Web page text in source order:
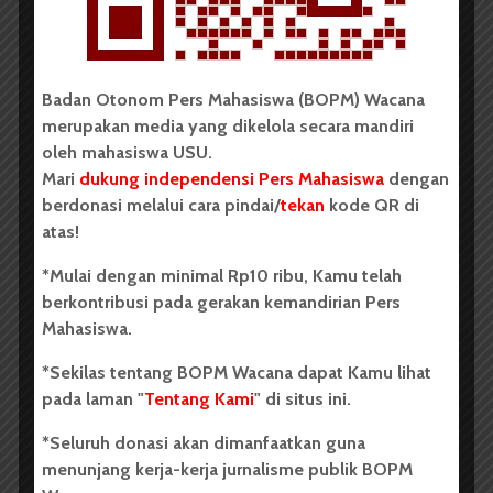
Redaksi 2 menit waktu baca
BERITA KAMPUS
BPDP Sosialisasikan Lomba Riset
Mahasiswa 2026, Dorong Inovasi
Penelitian dalam Sektor
...
BERITA KAMPUS
Badan Otonom Pers Mahasiswa (BOPM) Wacana
merupakan media yang dikelola secara mandiri
oleh mahasiswa USU.
Mari dukung independensi Pers Mahasiswa dengan
berdonasi melalui cara pindai/tekan kode QR di
atas!
*Mulai dengan minimal Rp10 ribu, Kamu telah
berkontribusi pada gerakan kemandirian Pers
Mahasiswa.
*Sekilas tentang BOPM Wacana dapat Kamu lihat
pada laman "Tentang Kami" di situs ini.
*Seluruh donasi akan dimanfaatkan guna
menunjang kerja-kerja jurnalisme publik BOPM